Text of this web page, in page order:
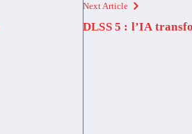
Next Article
DLSS 5 : l’IA